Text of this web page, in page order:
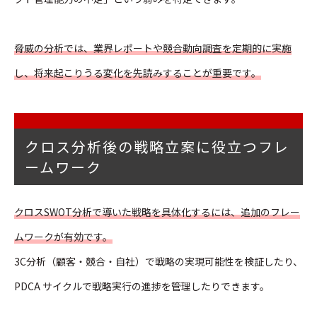
脅威の分析では、業界レポートや競合動向調査を定期的に実施
し、将来起こりうる変化を先読みすることが重要です。
クロス分析後の戦略立案に役立つフレ
ームワーク
クロスSWOT分析で導いた戦略を具体化するには、追加のフレー
ムワークが有効です。
3C分析（顧客・競合・自社）で戦略の実現可能性を検証したり、
PDCA サイクルで戦略実行の進捗を管理したりできます。